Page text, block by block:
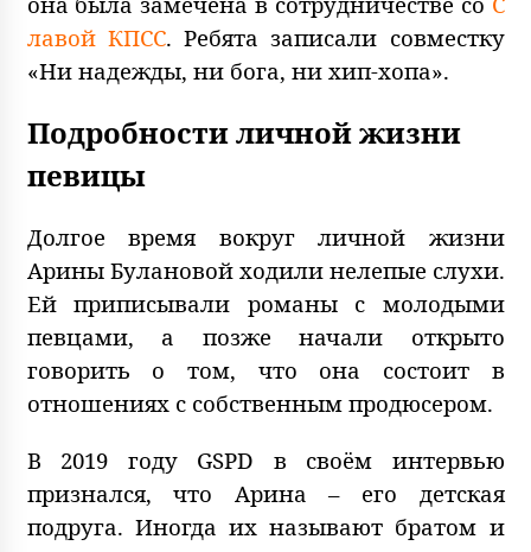
лавой КПСС. Ребята записали совместку
«Ни надежды, ни бога, ни хип-хопа».
Подробности личной жизни
певицы
Долгое время вокруг личной жизни
Арины Булановой ходили нелепые слухи.
Ей приписывали романы с молодыми
певцами, а позже начали открыто
говорить о том, что она состоит в
отношениях с собственным продюсером.
В 2019 году GSPD в своём интервью
признался, что Арина – его детская
подруга. Иногда их называют братом и